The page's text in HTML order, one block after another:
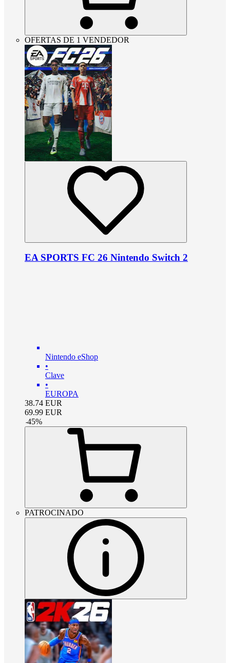
OFERTAS DE 1 VENDEDOR
EA SPORTS FC 26 Nintendo Switch 2
Nintendo eShop
•
Clave
•
EUROPA
38.74 EUR
69.99 EUR
-45%
PATROCINADO